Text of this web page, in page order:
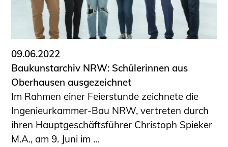
09.06.2022
Baukunstarchiv NRW: Schülerinnen aus
Oberhausen ausgezeichnet
Im Rahmen einer Feierstunde zeichnete die
Ingenieurkammer-Bau NRW, vertreten durch
ihren Hauptgeschäftsführer Christoph Spieker
M.A., am 9. Juni im ...